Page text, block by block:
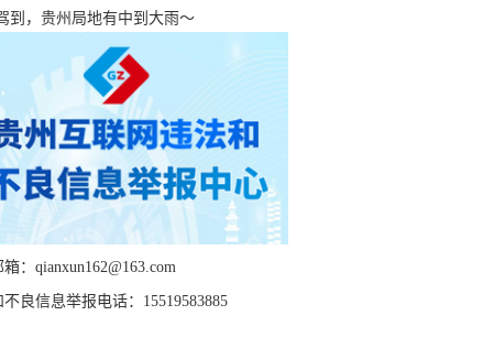
续至1月19日
到，贵州局地有中到大雨～
：qianxun162@163.com
良信息举报电话：15519583885